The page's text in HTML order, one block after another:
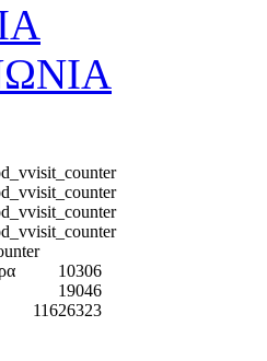
10306
19046
11626323